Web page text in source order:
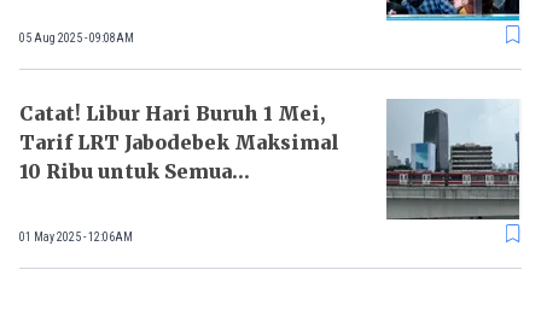
05 Aug 2025 - 09:08AM
Catat! Libur Hari Buruh 1 Mei,
Tarif LRT Jabodebek Maksimal
10 Ribu untuk Semua
01 May 2025 - 12:06AM